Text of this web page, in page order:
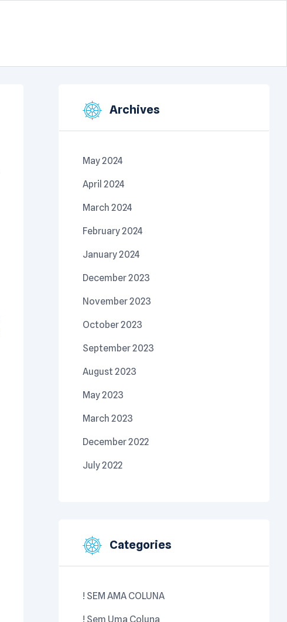
Archives
May 2024
April 2024
March 2024
February 2024
January 2024
December 2023
November 2023
October 2023
September 2023
August 2023
May 2023
March 2023
December 2022
July 2022
Categories
! SEM AMA COLUNA
! Sem Uma Coluna